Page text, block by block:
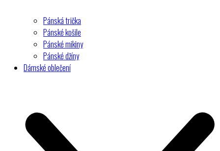
Pánská trička
Pánské košile
Pánské mikiny
Pánské džíny
Dámské oblečení